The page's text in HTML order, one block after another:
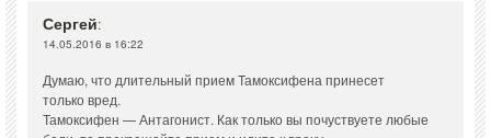
Сергей:
14.05.2016 в 16:22
Думаю, что длительный прием Тамоксифена принесет
только вред.
Тамоксифен — Антагонист. Как только вы почуствуете любые